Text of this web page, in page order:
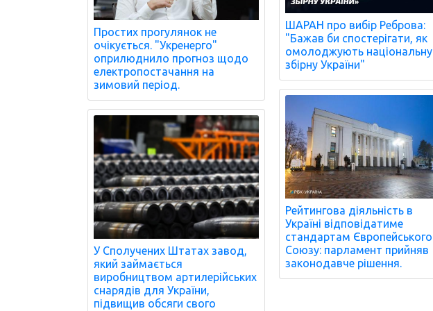
Простих прогулянок не
очікується. "Укренерго"
оприлюднило прогноз щодо
електропостачання на
зимовий період.
У Сполучених Штатах завод,
який займається
виробництвом артилерійських
снарядів для України,
підвищив обсяги свого
ШАРАН про вибір Реброва:
"Бажав би спостерігати, як
омолоджують національну
збірну України"
Рейтингова діяльність в
Україні відповідатиме
стандартам Європейського
Союзу: парламент прийняв
законодавче рішення.